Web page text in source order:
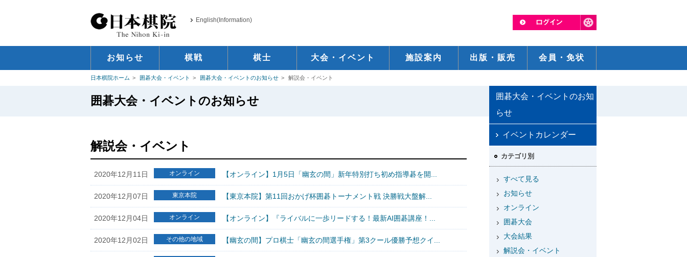
English(Information)
お知らせ 棋戦 棋士 大会・イベント 施設案内 出版・販売 会員・免状
日本棋院ホーム 囲碁大会・イベント 囲碁大会・イベントのお知らせ 解説会・イベント
囲碁大会・イベントのお知らせ
解説会・イベント
2020年12月11日 オンライン 【オンライン】1月5日「幽玄の間」新年特別打ち初め指導碁を開...
2020年12月07日 東京本院 【東京本院】第11回おかげ杯囲碁トーナメント戦 決勝戦大盤解...
2020年12月04日 オンライン 【オンライン】『ライバルに一歩リードする！最新AI囲碁講座！...
2020年12月02日 その他の地域 【幽玄の間】プロ棋士「幽玄の間選手権」第3クール優勝予想クイ...
囲碁大会・イベントのお知
らせ
イベントカレンダー
カテゴリ別
すべて見る
お知らせ
オンライン
囲碁大会
大会結果
解説会・イベント